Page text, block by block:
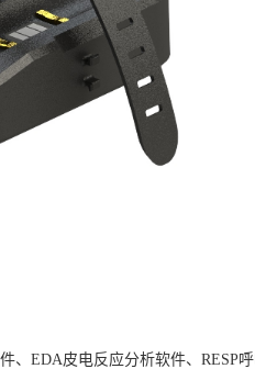
EDA皮电反应分析软件、RESP呼